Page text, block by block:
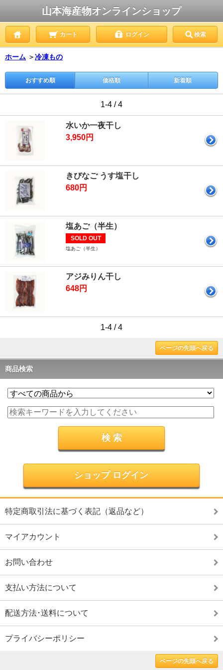
山本海産物オンラインショップ
カート ログイン 検索
ホーム ＞冷凍もの
おすすめ順 価格順 新着順
1-4 / 4
水いか一夜干し
3,950円
きびなご うす塩干し
680円
塩あご（半生）
SOLD OUT
塩あご（半生）
アジみりん干し
648円
1-4 / 4
ページの先頭へ戻る
商品検索
ショップ ログイン
特定商取引法に基づく表記（返品など）
マイアカウント
お問い合わせ
支払い方法について
配送方法･送料について
プライバシーポリシー
ページの先頭へ戻る